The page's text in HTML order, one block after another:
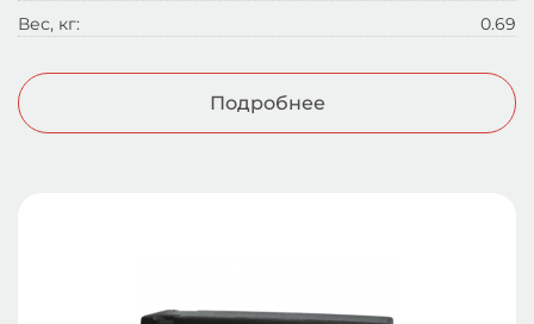
Вес, кг:
0.69
Подробнее